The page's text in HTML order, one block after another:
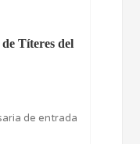
Títeres del
de entrada